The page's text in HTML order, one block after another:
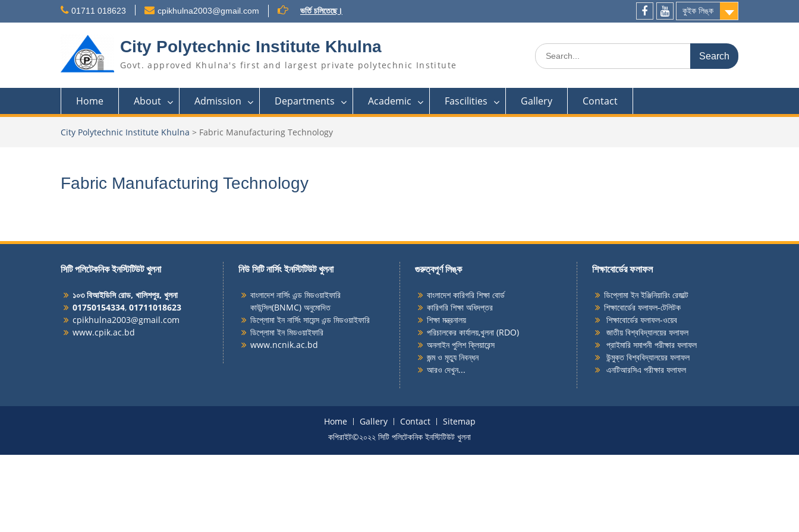
01711 018623 cpikhulna2003@gmail.com ভর্তি চলিতেছে।
কুইক লিঙ্ক
Facebook
Youtube
City Polytechnic Institute Khulna
Govt. approved Khulna's first and largest private polytechnic Institute
Search
for:
Home About Admission Departments Academic Fascilities Gallery Contact
City Polytechnic Institute Khulna > Fabric Manufacturing Technology
Fabric Manufacturing Technology
সিটি পলিটেকনিক ইনস্টিটিউট খুলনা
১০৩ বিআইডিসি রোড, খালিশপুর, খুলনা
01750154334, 01711018623
cpikhulna2003@gmail.com
www.cpik.ac.bd
নিউ সিটি নার্সিং ইনস্টিটিউট খুলনা
বাংলাদেশ নার্সিং এন্ড মিডওয়াইফারি
কাউন্সিল(BNMC) অনুমোদিত
ডিপ্লোমা ইন নার্সিং সায়েন্স এন্ড মিডওয়াইফারি
ডিপ্লোমা ইন মিডওয়াইফারি
www.ncnik.ac.bd
গুরুত্বপূর্ণ লিঙ্ক
বাংলাদেশ কারিগরি শিক্ষা বোর্ড
কারিগরি শিক্ষা অধিদপ্তর
শিক্ষা মন্ত্রনালয়
পরিচালকের কার্যালয়,খুলনা (RDO)
অনলাইন পুলিশ ক্লিয়ারেন্স
জন্মও মৃত্যু নিবন্ধন
আরও দেখুন...
শিক্ষাবোর্ডের ফলাফল
ডিপ্লোমা ইন ইঞ্জিনিয়ারিং রেজাল্ট
শিক্ষাবোর্ডের ফলাফল-টেলিটক
শিক্ষাবোর্ডের ফলাফল-ওয়েব
জাতীয় বিশ্ববিদ্যালয়ের ফলাফল
প্রাইমারি সমাপনী পরীক্ষার ফলাফল
উন্মুক্ত বিশ্ববিদ্যালয়ের ফলাফল
এনটিআরসিএ পরীক্ষার ফলাফল
Home Gallery Contact
Sitemap
কপিরাইট©২০২২ সিটি পলিটেকনিক ইনস্টিটিউট খুলনা